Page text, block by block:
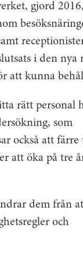
gjord
i den nya
att kunna
rätt personal
som
också att färre
att öka på tre
dem från
och